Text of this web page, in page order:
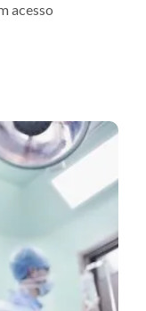
acesso